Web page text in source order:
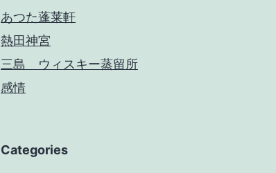
あつた蓬莱軒
熱田神宮
三島 ウィスキー蒸留所
感情
Categories